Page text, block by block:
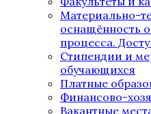
Материально-
оснащённость
процесса.
Стипендии и
обучающихся
Платные
Финансово-
Вакантные